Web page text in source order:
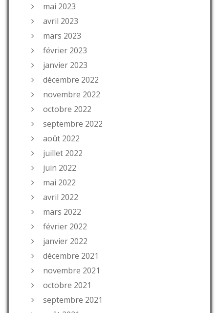
mai 2023
avril 2023
mars 2023
février 2023
janvier 2023
décembre 2022
novembre 2022
octobre 2022
septembre 2022
août 2022
juillet 2022
juin 2022
mai 2022
avril 2022
mars 2022
février 2022
janvier 2022
décembre 2021
novembre 2021
octobre 2021
septembre 2021